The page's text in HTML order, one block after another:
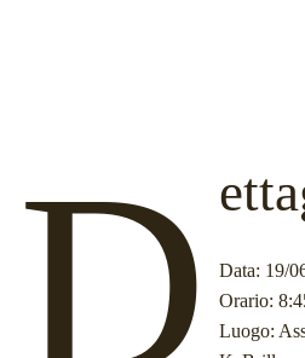
D Data: 19/
Orario:
Luogo: